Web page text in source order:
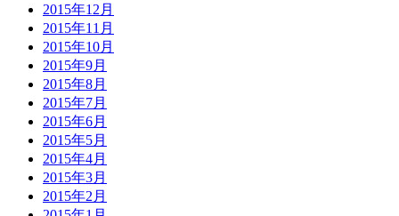
2015年12月
2015年11月
2015年10月
2015年9月
2015年8月
2015年7月
2015年6月
2015年5月
2015年4月
2015年3月
2015年2月